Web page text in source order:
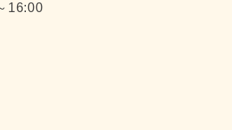
16:00